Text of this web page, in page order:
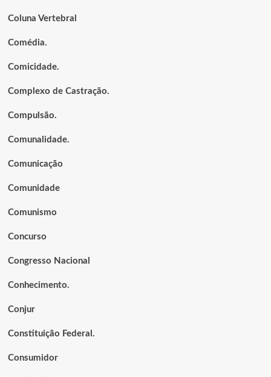
Coluna Vertebral
Comédia.
Comicidade.
Complexo de Castração.
Compulsão.
Comunalidade.
Comunicação
Comunidade
Comunismo
Concurso
Congresso Nacional
Conhecimento.
Conjur
Constituição Federal.
Consumidor